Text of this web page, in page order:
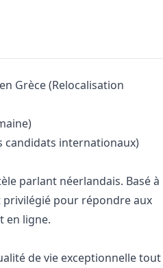
Grèce (Relocalisation
candidats internationaux)
parlant néerlandais. Basé à
privilégié pour répondre aux
en ligne.
de vie exceptionnelle tout